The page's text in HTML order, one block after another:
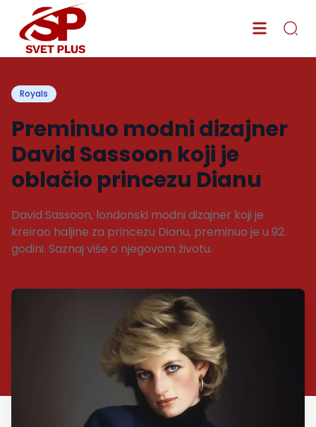
Royals
Preminuo modni dizajner
David Sassoon koji je
oblačio princezu Dianu
David Sassoon, londonski modni dizajner koji je
kreirao haljine za princezu Dianu, preminuo je u 92.
godini. Saznaj više o njegovom životu.